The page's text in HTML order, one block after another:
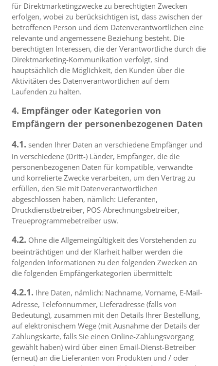
für Direktmarketingzwecke zu berechtigten Zwecken
erfolgen, wobei zu berücksichtigen ist, dass zwischen der
betroffenen Person und dem Datenverantwortlichen eine
relevante und angemessene Beziehung besteht. Die
berechtigten Interessen, die der Verantwortliche durch die
Direktmarketing-Kommunikation verfolgt, sind
hauptsächlich die Möglichkeit, den Kunden über die
Aktivitäten des Datenverantwortlichen auf dem
Laufenden zu halten.
4. Empfänger oder Kategorien von
Empfängern der personenbezogenen Daten
4.1. senden Ihrer Daten an verschiedene Empfänger und
in verschiedene (Dritt-) Länder, Empfänger, die die
personenbezogenen Daten für kompatible, verwandte
und korrelierte Zwecke verarbeiten, um den Vertrag zu
erfüllen, den Sie mit Datenverantwortlichen
abgeschlossen haben, nämlich: Lieferanten,
Druckdienstbetreiber, POS-Abrechnungsbetreiber,
Treueprogrammebetreiber usw.
4.2. Ohne die Allgemeingültigkeit des Vorstehenden zu
beeinträchtigen und der Klarheit halber werden die
folgenden Informationen zu den folgenden Zwecken an
die folgenden Empfängerkategorien übermittelt:
4.2.1. Ihre Daten, nämlich: Nachname, Vorname, E-Mail-
Adresse, Telefonnummer, Lieferadresse (falls von
Bedeutung), zusammen mit den Details Ihrer Bestellung,
auf elektronischem Wege (mit Ausnahme der Details der
Zahlungskarte, falls Sie einen Online-Zahlungsvorgang
gewählt haben) wird über einen Email-Dienst-Betreiber
(erneut) an die Lieferanten von Produkten und / oder